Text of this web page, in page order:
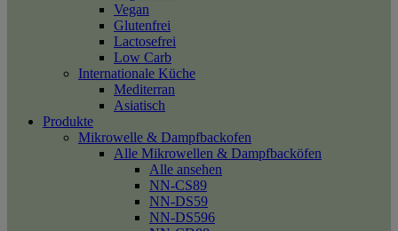
Vegan
Glutenfrei
Lactosefrei
Low Carb
Internationale Küche
Mediterran
Asiatisch
Produkte
Mikrowelle & Dampfbackofen
Alle Mikrowellen & Dampfbacköfen
Alle ansehen
NN-CS89
NN-DS59
NN-DS596